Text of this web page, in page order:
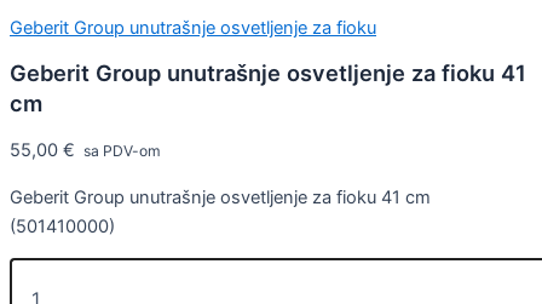
Geberit Group unutrašnje osvetljenje za fioku
Geberit Group unutrašnje osvetljenje za fioku 41
cm
55,00 € sa PDV-om
Geberit Group unutrašnje osvetljenje za fioku 41 cm
(501410000)